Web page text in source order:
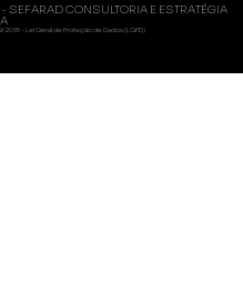
CONSULTORIA E ESTRATÉGIA
- Lei Geral de Proteção de Dados (LGPD)